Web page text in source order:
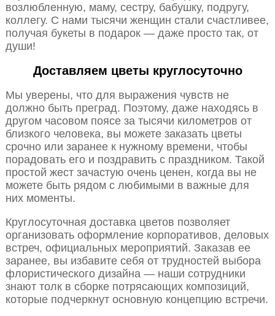
возлюбленную, маму, сестру, бабушку, подругу,
коллегу. С нами тысячи женщин стали счастливее,
получая букеты в подарок — даже просто так, от
души!
Доставляем цветы круглосуточно
Мы уверены, что для выражения чувств не
должно быть преград. Поэтому, даже находясь в
другом часовом поясе за тысячи километров от
близкого человека, вы можете заказать цветы
срочно или заранее к нужному времени, чтобы
порадовать его и поздравить с праздником. Такой
простой жест зачастую очень ценен, когда вы не
можете быть рядом с любимыми в важные для
них моменты.
Круглосуточная доставка цветов позволяет
организовать оформление корпоративов, деловых
встреч, официальных мероприятий. Заказав ее
заранее, вы избавите себя от трудностей выбора
флористического дизайна — наши сотрудники
знают толк в сборке потрясающих композиций,
которые подчеркнут основную концепцию встречи.